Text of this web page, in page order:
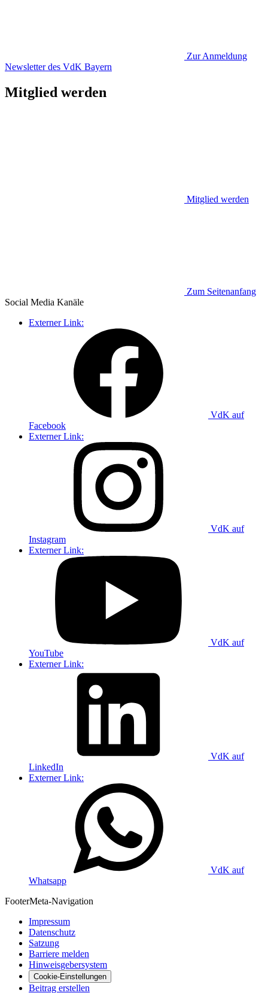
Zur Anmeldung
Newsletter des VdK Bayern
Mitglied werden
Mitglied werden
Zum Seitenanfang
Social Media Kanäle
Externer Link:
VdK auf
Facebook
Externer Link:
VdK auf
Instagram
Externer Link:
VdK auf
YouTube
Externer Link:
VdK auf
LinkedIn
Externer Link:
VdK auf
Whatsapp
FooterMeta-Navigation
Impressum
Datenschutz
Satzung
Barriere melden
Hinweisgebersystem
Cookie-Einstellungen
Beitrag erstellen